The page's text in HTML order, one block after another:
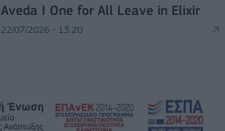
Aveda I One for All Leave in Elixir
22/07/2026 - 13:20